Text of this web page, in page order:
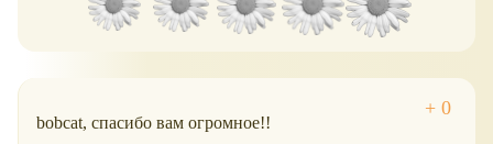
bobcat, спасибо вам огромное!!